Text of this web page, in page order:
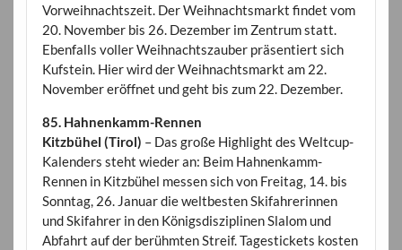
Vorweihnachtszeit. Der Weihnachtsmarkt findet vom
20. November bis 26. Dezember im Zentrum statt.
Ebenfalls voller Weihnachtszauber präsentiert sich
Kufstein. Hier wird der Weihnachtsmarkt am 22.
November eröffnet und geht bis zum 22. Dezember.
85. Hahnenkamm-Rennen
Kitzbühel (Tirol) – Das große Highlight des Weltcup-
Kalenders steht wieder an: Beim Hahnenkamm-
Rennen in Kitzbühel messen sich von Freitag, 14. bis
Sonntag, 26. Januar die weltbesten Skifahrerinnen
und Skifahrer in den Königsdisziplinen Slalom und
Abfahrt auf der berühmten Streif. Tagestickets kosten